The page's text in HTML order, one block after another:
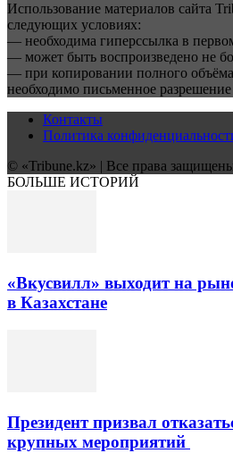
Использование материалов сайта
следующих условиях:
— необходима гиперссылка в
— может быть воспроизведено не
— при копировании полного объёма
необходимо письменное
Контакты
Политика
© «Tribune.kz» | Все права
БОЛЬШЕ ИСТОРИЙ
«Вкусвилл» выходит на
в Казахстане
Президент призвал
крупных мероприятий